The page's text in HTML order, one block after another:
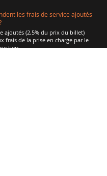
les frais de service ajoutés
ajoutés (2,5% du prix du billet)
frais de la prise en charge par le
tiers.